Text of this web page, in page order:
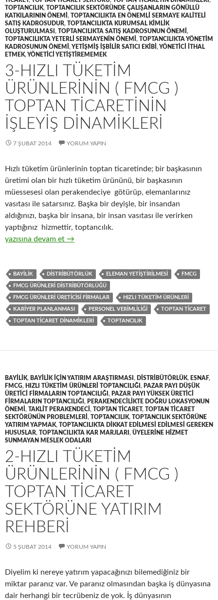
TOPTANCILIK, TOPTANCILIK SEKTÖRÜNDE ÇALIŞANLARIN GÖNÜLLÜ
KATKILARININ ÖNEMI , TOPTANCILIKTA EN ÖNEMLI SERMAYE KALITELI
SATIŞ KADROSUDUR, TOPTANCILIKTA KURUMSAL KIMLIK
OLUŞTURULMASI , TOPTANCILIKTA SATIŞ KADROSUNUN ÖNEMI ,
TOPTANCILIKTA YETERLI SERMAYENIN ÖNEMI , TOPTANCILIKTA YÖNETIM
KADROSUNUN ÖNEMI ,YETIŞMIŞ IŞBILIR SATICI EKIBI ,YÖNETICI ITHAL
ETMEK,YÖNETICI YETIŞTIREMEMEK
3-HIZLI TÜKETIM
ÜRÜNLERININ ( FMCG )
TOPTAN TICARETININ
IŞLEYIŞ DINAMIKLERI
7 ŞUBAT 2014 YORUM YAPIN
Hızlı tüketim ürünlerinin toptan ticaretinde; bir başkasının
üretimi olan bir hızlı tüketim ürününü, bir başkasının
müessesesi olan perakendeciye götürüp, elemanlarınız
vasıtası ile satarsınız. Başka bir deyişle, bir insandan
aldığınızı, başka bir insana, bir insan vasıtası ile verirken
yaptığınız hizmettir, toptancılık.
3-Hızlı tüketim ürünlerinin ( FMCG ) toptan ticaretinin işleyiş
yazısına devam et →
BAYILIK DISTRIBÜTÖRLÜK ELEMAN YETIŞTIRILMESI FMCG
FMCG ÜRÜNLERI DISTRIBÜTÖRLÜĞÜ
FMCG ÜRÜNLERI ÜRETICISI FIRMALAR HIZLI TÜKETIM ÜRÜNLERI
KARIYER PLANLANMASI PERSONEL VERIMLILIĞI TOPTAN TICARET
TOPTAN TICARET DINAMIKLERI TOPTANCILIK
BAYILIK, BAYILIK IÇIN YATIRIM ARAŞTIRMASI , DISTRIBÜTÖRLÜK, ESNAF,
FMCG, HIZLI TÜKETIM ÜRÜNLERI TOPTANCILIĞI , PAZAR PAYI DÜŞÜK
ÜRETICI FIRMALARIN TOPTANCILIĞI , PAZAR PAYI YÜKSEK ÜRETICI
FIRMALARIN TOPTANCILIĞI , PERAKENDECILIKTE DOĞRU LOKASYONUN
ÖNEMI , TAKLIT PERAKENDECI , TOPTAN TICARET, TOPTAN TICARET
SEKTÖRÜNÜN PROBLEMLERI , TOPTANCILIK, TOPTANCILIK SEKTÖRÜNE
YATIRIM YAPMAK, TOPTANCILIKTA DIKKAT EDILMESI EDILMESI GEREKEN
HUSUSLAR, TOPTANCILIKTA KAR MARJLARI , ÜYELERINE HIZMET
SUNMAYAN MESLEK ODALARI
2-HIZLI TÜKETIM
ÜRÜNLERININ ( FMCG )
TOPTAN TICARET
SEKTÖRÜNE YATIRIM
REHBERI
5 ŞUBAT 2014 YORUM YAPIN
Diyelim ki nereye yatırım yapacağınızı bilemediğiniz bir
miktar paranız var. Ve paranız olmasından başka iş dünyasına
dair herhangi bir tecrübeniz de yok. İş dünyasının